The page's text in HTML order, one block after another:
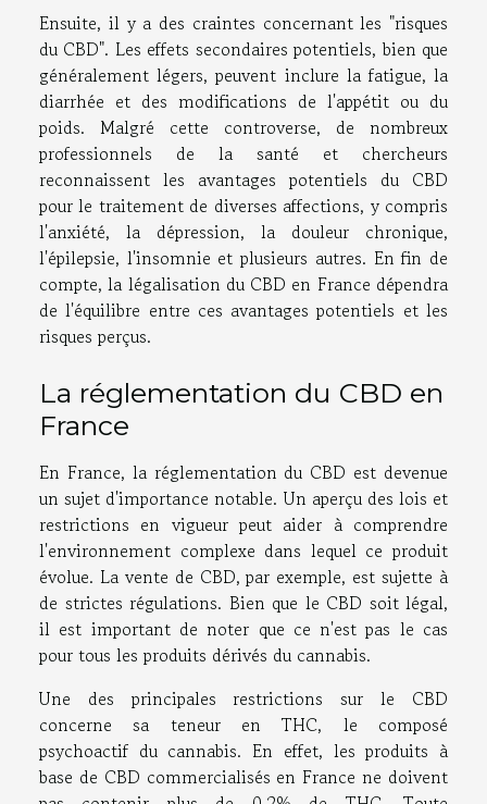
Ensuite, il y a des craintes concernant les "risques
du CBD". Les effets secondaires potentiels, bien que
généralement légers, peuvent inclure la fatigue, la
diarrhée et des modifications de l'appétit ou du
poids. Malgré cette controverse, de nombreux
professionnels de la santé et chercheurs
reconnaissent les avantages potentiels du CBD
pour le traitement de diverses affections, y compris
l'anxiété, la dépression, la douleur chronique,
l'épilepsie, l'insomnie et plusieurs autres. En fin de
compte, la légalisation du CBD en France dépendra
de l'équilibre entre ces avantages potentiels et les
risques perçus.
La réglementation du CBD en
France
En France, la réglementation du CBD est devenue
un sujet d'importance notable. Un aperçu des lois et
restrictions en vigueur peut aider à comprendre
l'environnement complexe dans lequel ce produit
évolue. La vente de CBD, par exemple, est sujette à
de strictes régulations. Bien que le CBD soit légal,
il est important de noter que ce n'est pas le cas
pour tous les produits dérivés du cannabis.
Une des principales restrictions sur le CBD
concerne sa teneur en THC, le composé
psychoactif du cannabis. En effet, les produits à
base de CBD commercialisés en France ne doivent